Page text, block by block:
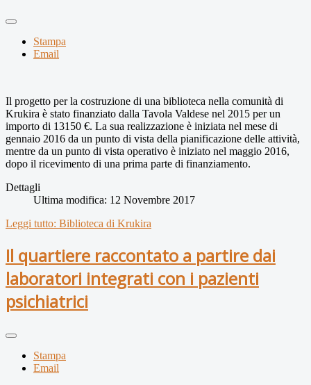
Stampa
Email
Il progetto per la costruzione di una biblioteca nella comunità di
Krukira è stato finanziato dalla Tavola Valdese nel 2015 per un
importo di 13150 €. La sua realizzazione è iniziata nel mese di
gennaio 2016 da un punto di vista della pianificazione delle attività,
mentre da un punto di vista operativo è iniziato nel maggio 2016,
dopo il ricevimento di una prima parte di finanziamento.
Dettagli
Ultima modifica: 12 Novembre 2017
Leggi tutto: Biblioteca di Krukira
Il quartiere raccontato a partire dai
laboratori integrati con i pazienti
psichiatrici
Stampa
Email